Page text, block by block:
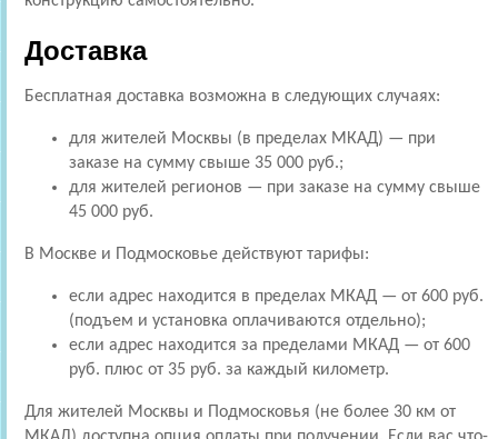
Доставка
Бесплатная доставка возможна в следующих случаях:
для жителей Москвы (в пределах МКАД) — при
заказе на сумму свыше 35 000 руб.;
для жителей регионов — при заказе на сумму свыше
45 000 руб.
В Москве и Подмосковье действуют тарифы:
если адрес находится в пределах МКАД — от 600 руб.
(подъем и установка оплачиваются отдельно);
если адрес находится за пределами МКАД — от 600
руб. плюс от 35 руб. за каждый километр.
Для жителей Москвы и Подмосковья (не более 30 км от